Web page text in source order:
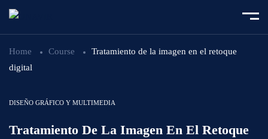
Home Course
Tratamiento de la imagen en el retoque
digital
DISEÑO GRÁFICO Y MULTIMEDIA
Tratamiento De La Imagen En El Retoque